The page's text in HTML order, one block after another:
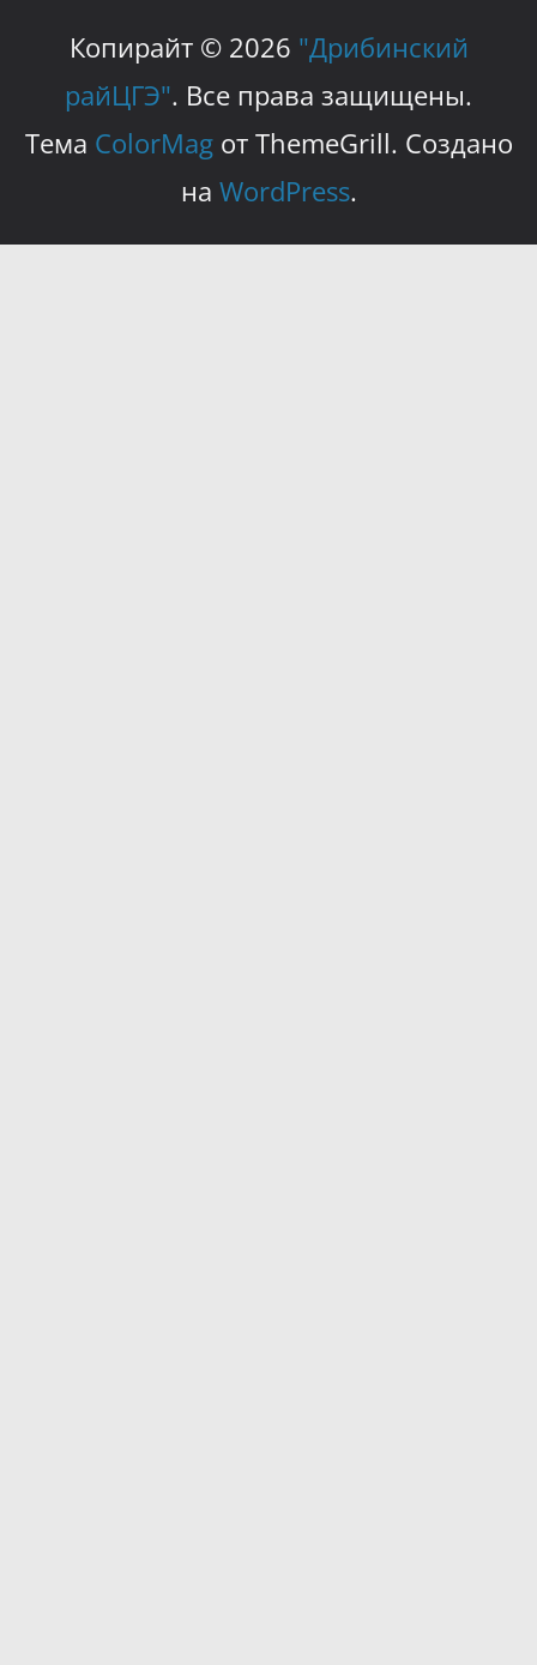
Копирайт © 2026 "Дрибинский
райЦГЭ". Все права защищены.
Тема ColorMagот ThemeGrill. Создано
на WordPress.